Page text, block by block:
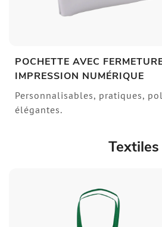
POCHETTE AVEC
IMPRESSION NUMÉRIQUE
Personnalisables, pratiques,
élégantes.
Textiles